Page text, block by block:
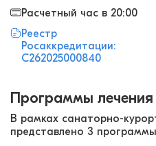
Расчетный час в 20:00
Реестр
Росаккредитации:
С262025000840
Программы лечения
В рамках санаторно-
представлено 3 программы